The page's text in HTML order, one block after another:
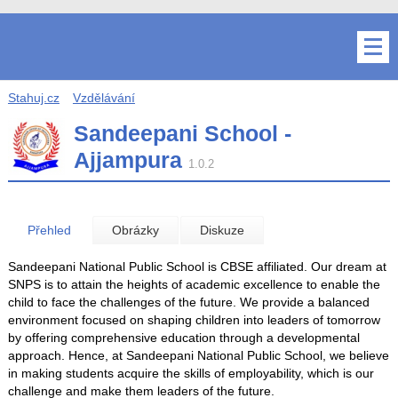
Stahuj.cz Vzdělávání
Sandeepani School -
Ajjampura 1.0.2
Přehled Obrázky Diskuze
Sandeepani National Public School is CBSE affiliated. Our dream at
SNPS is to attain the heights of academic excellence to enable the
child to face the challenges of the future. We provide a balanced
environment focused on shaping children into leaders of tomorrow
by offering comprehensive education through a developmental
approach. Hence, at Sandeepani National Public School, we believe
in making students acquire the skills of employability, which is our
challenge and make them leaders of the future.